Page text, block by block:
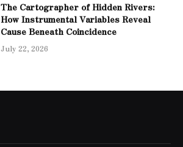
The Cartographer of Hidden Rivers:
How Instrumental Variables Reveal
Cause Beneath Coincidence
July 22, 2026